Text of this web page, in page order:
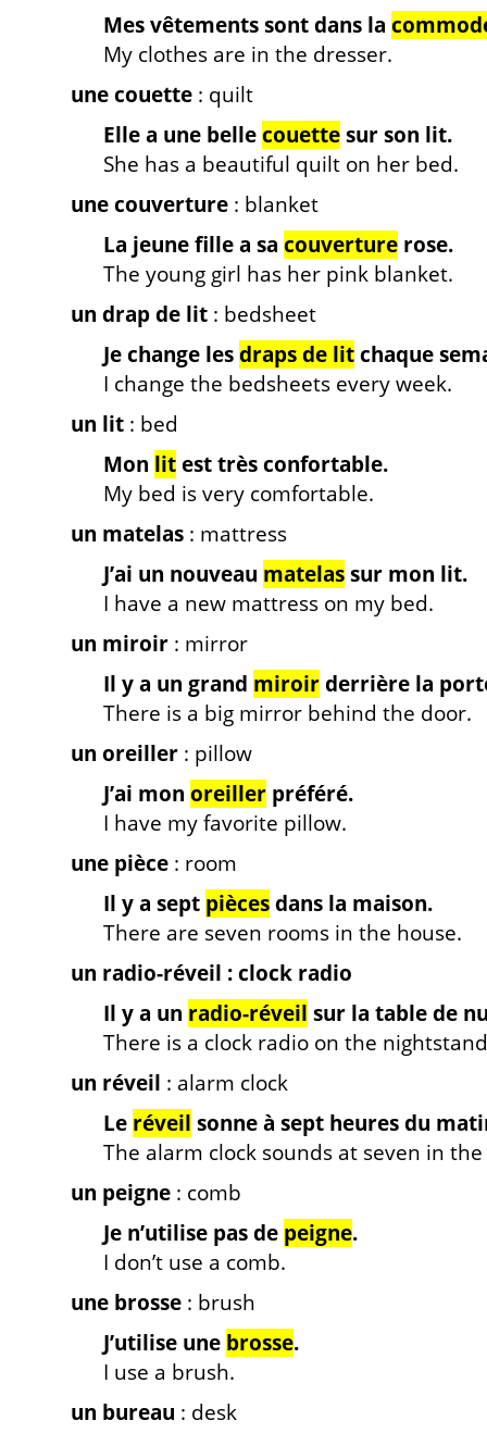
Mes vêtements sont dans la
My clothes are in the dresser.
une couette : quilt
Elle a une bellecouettesur son lit.
She has a beautiful quilt on her bed.
une couverture : blanket
La jeune fille a sa couverture rose.
The young girl has her pink blanket.
un drap de lit : bedsheet
Je change lesdraps de litchaque
I change the bedsheets every week.
un lit : bed
Mon litest très confortable.
My bed is very comfortable.
un matelas : mattress
J’ai un nouveau matelassur mon lit.
I have a new mattress on my bed.
un miroir : mirror
Il y a un grand miroirderrière la
There is a big mirror behind the door.
un oreiller : pillow
J’ai mon oreiller préféré.
I have my favorite pillow.
une pièce : room
Il y a sept piècesdans la maison.
There are seven rooms in the house.
un radio-réveil : clock radio
Il y a un radio-réveil sur la table de
There is a clock radio on the
un réveil : alarm clock
Le réveil sonne à sept heures du
The alarm clock sounds at seven in
un peigne : comb
Je n’utilise pas de peigne.
I don’t use a comb.
une brosse : brush
J’utilise une brosse.
I use a brush.
un bureau : desk